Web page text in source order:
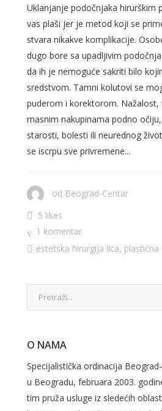
Uklanjanje podočnjaka hirurškim
vas plaši jer je metod koji se
stvara nikakve komplikacije.
dugo bore sa upadljivim
da ih je nemoguće sakriti bilo
sredstvom. Tamni kolutovi se
puderom i korektorom. Nažalost,
masnim nakupinama podno
starosti, bolesti ili neurednog
se iscrpu sve privremene...
od Beograd-Centar
5 likes
1 komentar
estetska hirurgija lica, plastična
O NAMA
Specijalistička ordinacija
u Beogradu, februara 2003.
tim pruža usluge iz sledećih